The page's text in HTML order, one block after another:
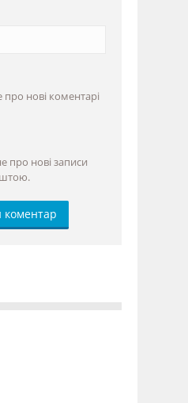
нові коментарі
про нові записи